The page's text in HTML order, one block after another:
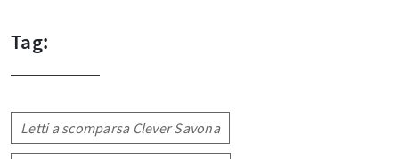
Tag:
Letti a scomparsa Clever Savona